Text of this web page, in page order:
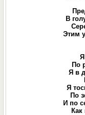
В
Этим
По
Я в
Я
По
И по